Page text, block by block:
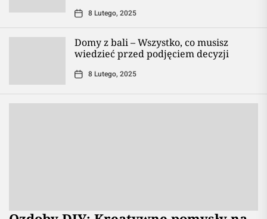
8 Lutego, 2025
Domy z bali – Wszystko, co musisz
wiedzieć przed podjęciem decyzji
8 Lutego, 2025